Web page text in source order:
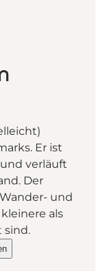
Er ist
verläuft
Der
und
als
sind.
Heerweg bei
Heerweg bei Viborg